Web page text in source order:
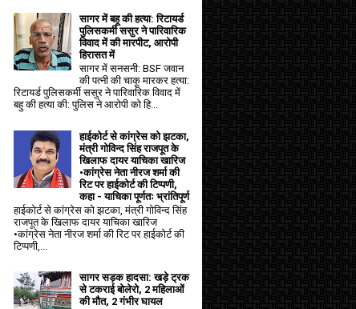
सागर में बहू की हत्या: रिटायर्ड
पुलिसकर्मी ससुर ने पारिवारिक
विवाद में की मारपीट, आरोपी
हिरासत में
सागर में सनसनी: BSF जवान
की पत्नी की चाकू मारकर हत्या:
रिटायर्ड पुलिसकर्मी ससुर ने पारिवारिक विवाद में
बहु की हत्या की: पुलिस ने आरोपी को हि...
हाईकोर्ट से कांग्रेस को झटका,
मंत्री गोविन्द सिंह राजपूत के
खिलाफ दायर याचिका खारिज
•कांग्रेस नेता नीरज शर्मा की
रिट पर हाईकोर्ट की टिप्पणी,
कहा - याचिका पूर्णतः भ्रांतिपूर्ण
हाईकोर्ट से कांग्रेस को झटका, मंत्री गोविन्द सिंह
राजपूत के खिलाफ दायर याचिका खारिज
•कांग्रेस नेता नीरज शर्मा की रिट पर हाईकोर्ट की
टिप्पणी,...
सागर सड़क हादसा: खड़े ट्रक
से टकराई बोलेरो, 2 महिलाओं
की मौत, 2 गंभीर घायल